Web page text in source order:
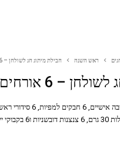
ראש השנה חבילת מיתוג חג לשולחן – 6 אורחים
– 6 אורחים
החבילה כוללת 6 כרטיסי הושבה אישיים, 6
לשולחן, 6 צנצנות דבש המכילות 30 גרם,